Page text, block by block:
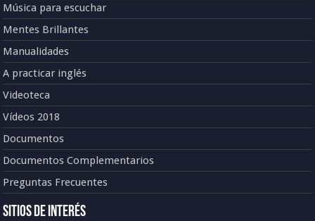
Música para escuchar
Mentes Brillantes
Manualidades
A practicar inglés
Videoteca
Vídeos 2018
Documentos
Documentos Complementarios
Preguntas Frecuentes
Sitios de Interés